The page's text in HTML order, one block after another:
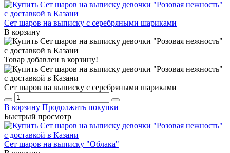
Сет шаров на выписку с серебряными шариками
В корзину
Товар добавлен в корзину!
Сет шаров на выписку с серебряными шариками
В корзину Продолжить покупки
Быстрый просмотр
Сет шаров на выписку "Облака"